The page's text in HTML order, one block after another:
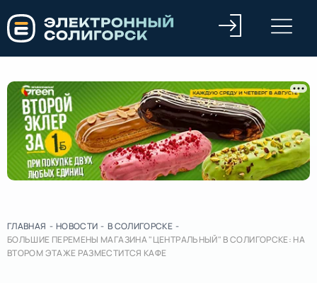
ГЛАВНАЯ - НОВОСТИ - В СОЛИГОРСКЕ -
БОЛЬШИЕ ПЕРЕМЕНЫ МАГАЗИНА "ЦЕНТРАЛЬНЫЙ" В СОЛИГОРСКЕ: НА
ВТОРОМ ЭТАЖЕ РАЗМЕСТИТСЯ КАФЕ